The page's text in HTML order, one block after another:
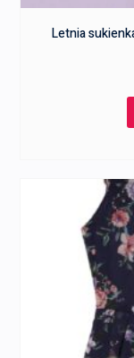
Letnia